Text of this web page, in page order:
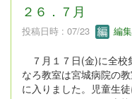
２６．７月
投稿日時 : 07/23 編
７月１７日(金)に全校
なろ教室は宮城病院の
に入りました。児童生